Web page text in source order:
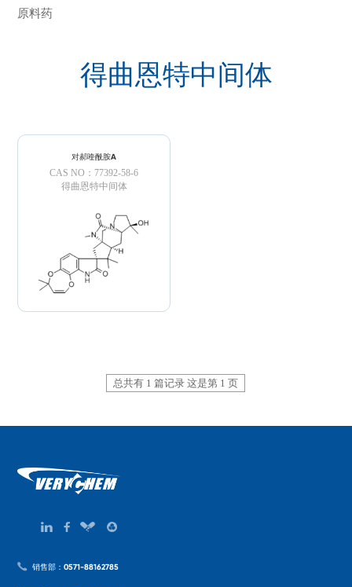
原料药
得曲恩特中间体
对郝喹酰胺A
CAS NO：77392-58-6
得曲恩特中间体
总共有 1 篇记录 这是第 1 页
销售部：0571-88162785